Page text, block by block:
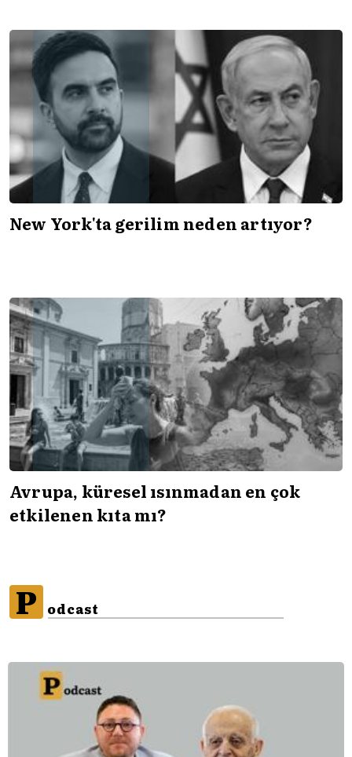
New York'ta gerilim neden artıyor?
Avrupa, küresel ısınmadan en çok
etkilenen kıta mı?
P odcast